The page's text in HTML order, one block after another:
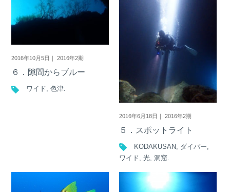
2016年10月5日｜ 2016年2期
６．隙間からブルー
ワイド,色津.
2016年6月18日｜ 2016年2期
５．スポットライト
KODAKUSAN, ダイバー,
ワイド,光,洞窟.